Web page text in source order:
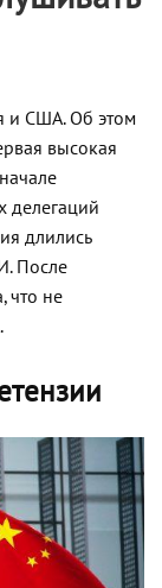
и США. Об этом
высокая
делегаций
длились
После
что не